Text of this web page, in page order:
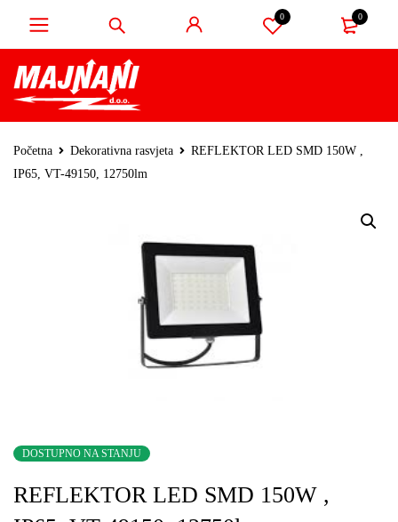
0 0
Početna Dekorativna rasvjeta
REFLEKTOR LED SMD 150W ,
IP65, VT-49150, 12750lm
DOSTUPNO NA STANJU
REFLEKTOR LED SMD 150W ,